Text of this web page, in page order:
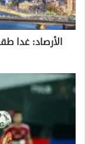
ك
ت
ر
الأرصاد: غدا